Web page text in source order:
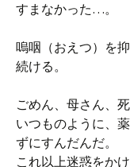
すまなかった…。
嗚咽（おえつ）を
続ける。
ごめん、母さん、
いつものように、
ずにすんだんだ。
これ以上迷惑をか